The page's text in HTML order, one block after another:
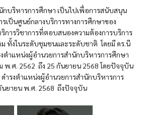
กบริหารการศึกษา เป็นไปเพื่อการสนับสนุน
รเป็นศูนย์กลางบริการทางการศึกษาของ
การวิชาการที่ตอบสนองความต้องการบริการ
ทั้งในระดับชุมชนและระดับชาติ โดยมี ดร.นี
ตำแหน่งผู้อำนวยการสำนักบริหารการศึกษา
พ.ศ. 2562 ถึง 25 กันยายน 2568 โดยปัจจุบัน
ำรงตำแหน่งผู้อำนวยการสำนักบริหารการ
ยายน พ.ศ. 2568 ถึงปัจจุบัน